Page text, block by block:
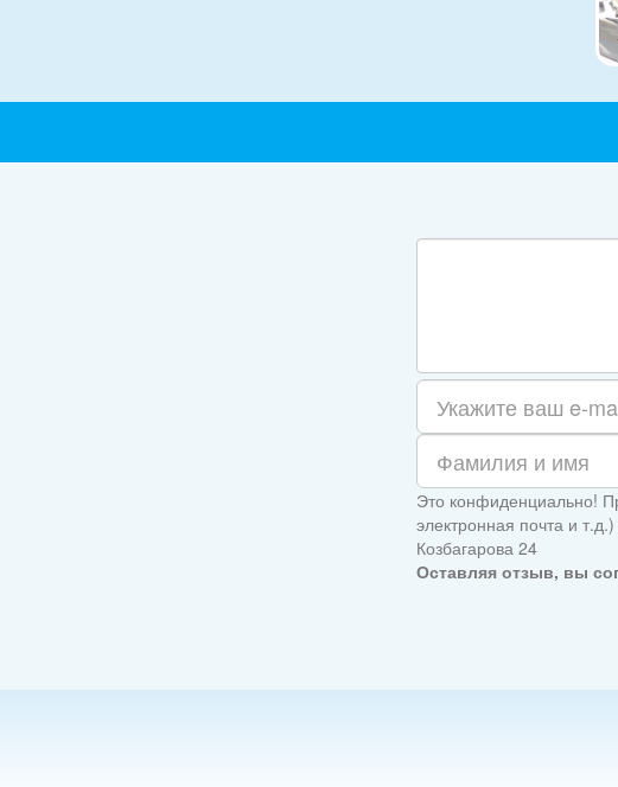
Это конфиденциально!
электронная почта и
Козбагарова 24
Оставляя отзыв, вы